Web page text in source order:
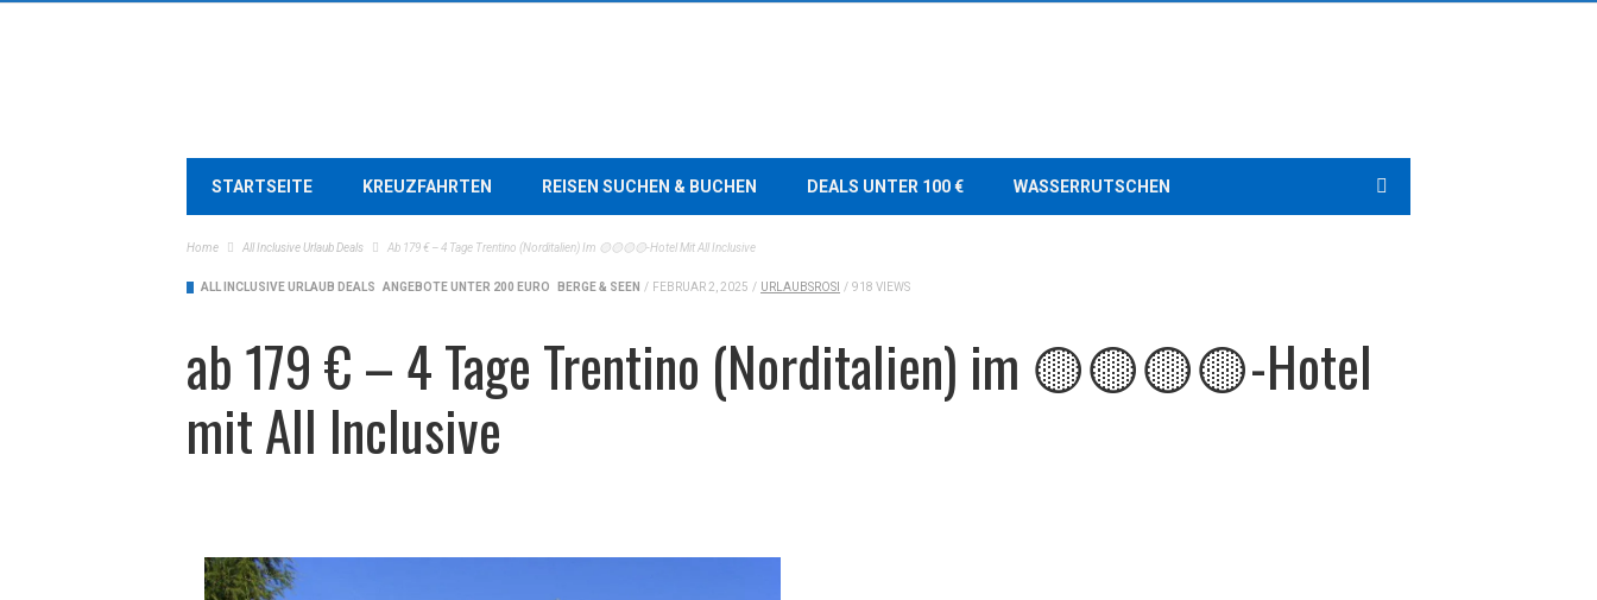
STARTSEITE KREUZFAHRTEN REISEN SUCHEN & BUCHEN DEALS UNTER 100 € WASSERRUTSCHEN
Home All Inclusive Urlaub Deals Ab 179 € – 4 Tage Trentino (Norditalien) Im 🟡🟡🟡🟡-Hotel Mit All Inclusive
ALL INCLUSIVE URLAUB DEALS ANGEBOTE UNTER 200 EURO BERGE & SEEN / FEBRUAR 2, 2025 / URLAUBSROSI / 918 VIEWS
ab 179 € – 4 Tage Trentino (Norditalien) im 🟡🟡🟡🟡-Hotel
mit All Inclusive